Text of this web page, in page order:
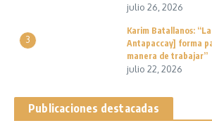
julio 26, 2026
3
Karim Batallanos:
Antapaccay] forma
manera de trabajar”
julio 22, 2026
Publicaciones destacadas